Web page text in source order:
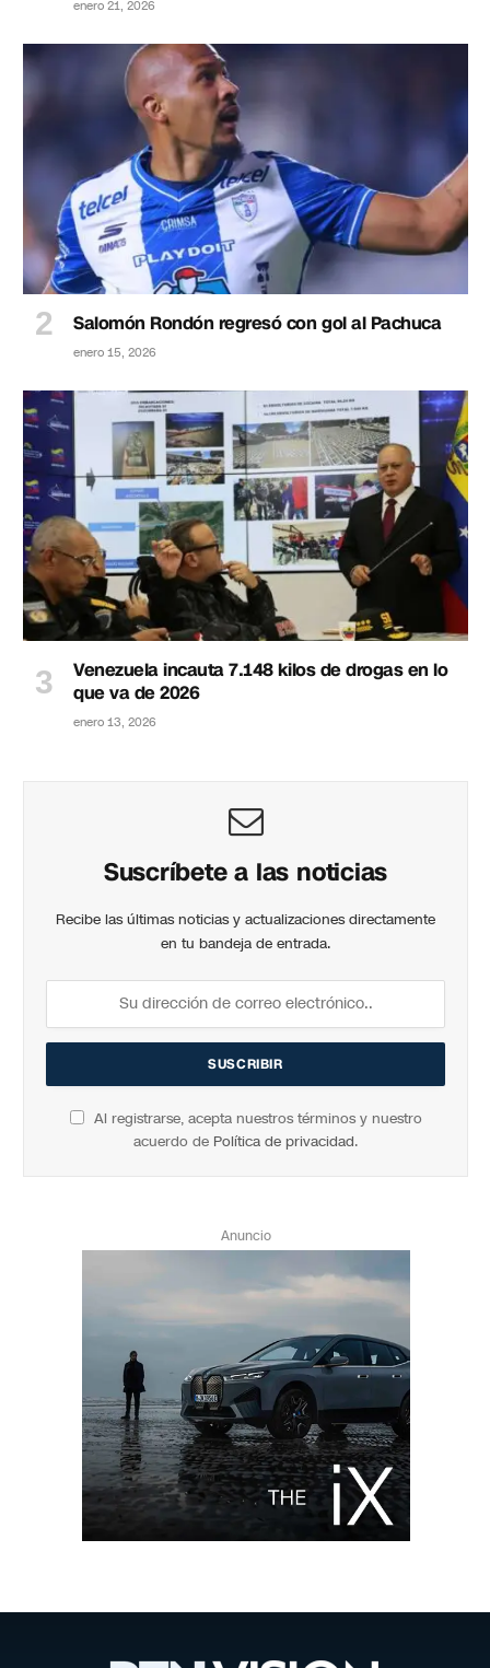
enero 21, 2026
Salomón Rondón regresó con gol al Pachuca
enero 15, 2026
Venezuela incauta 7.148 kilos de drogas en lo
que va de 2026
enero 13, 2026
Suscríbete a las noticias
Recibe las últimas noticias y actualizaciones directamente
en tu bandeja de entrada.
Al registrarse, acepta nuestros términos y nuestro
acuerdo de Política de privacidad.
Anuncio